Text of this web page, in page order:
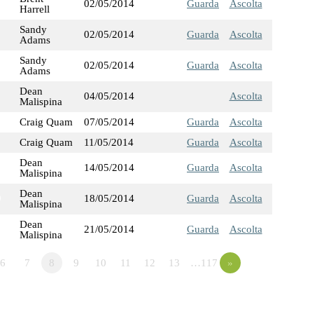
Harrell
02/05/2014 Guarda Ascolta
Sandy
Adams
02/05/2014 Guarda Ascolta
Sandy
Adams
02/05/2014 Guarda Ascolta
Dean
Malispina
04/05/2014 Ascolta
Craig Quam 07/05/2014 Guarda
Ascolta
Craig Quam 11/05/2014 Guarda Ascolta
Dean
Malispina
14/05/2014 Guarda Ascolta
Dean
Malispina
18/05/2014 Guarda Ascolta
Dean
Malispina
21/05/2014 Guarda Ascolta
6 7 8 9 10 11 12 13 …117 »